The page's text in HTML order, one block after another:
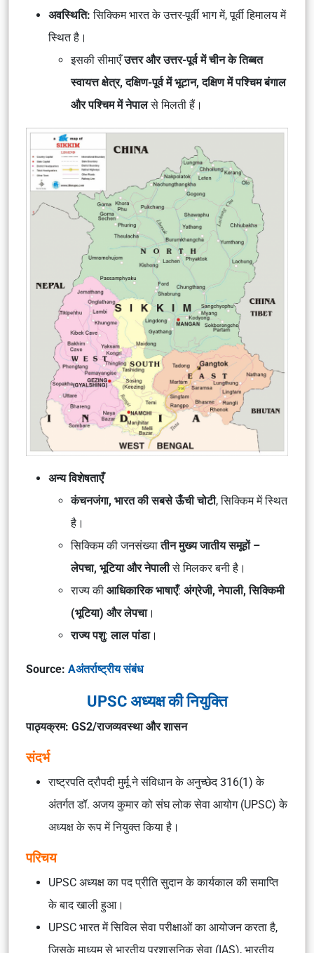
अवस्थिति: सिक्किम भारत के उत्तर-पूर्वी भाग में, पूर्वी हिमालय में
स्थित है।
इसकी सीमाएँउत्तर और उत्तर-पूर्व में चीन के तिब्बत
स्वायत्त क्षेत्र, दक्षिण-पूर्व में भूटान, दक्षिण में पश्चिम बंगाल
और पश्चिम में नेपालसे मिलती हैं।
अन्य विशेषताएँ
कंचनजंगा, भारत की सबसे ऊँची चोटी, सिक्किम में स्थित
है।
सिक्किम की जनसंख्यातीन मुख्य जातीय समूहों –
लेपचा, भूटिया और नेपालीसे मिलकर बनी है।
राज्य की आधिकारिक भाषाएँ: अंग्रेजी, नेपाली, सिक्किमी
(भूटिया) और लेपचा।
राज्य पशु:लाल पांडा।
Source: Aअंतर्राष्ट्रीय संबंध
UPSC अध्यक्ष की नियुक्ति
पाठ्यक्रम: GS2/राजव्यवस्था और शासन
संदर्भ
राष्ट्रपति द्रौपदी मुर्मू ने संविधान के अनुच्छेद 316(1) के
अंतर्गत डॉ. अजय कुमार को संघ लोक सेवा आयोग (UPSC) के
अध्यक्ष के रूप में नियुक्त किया है।
परिचय
UPSC अध्यक्ष का पद प्रीति सुदान के कार्यकाल की समाप्ति
के बाद खाली हुआ।
UPSC भारत में सिविल सेवा परीक्षाओं का आयोजन करता है,
जिसके माध्यम से भारतीय प्रशासनिक सेवा (IAS), भारतीय